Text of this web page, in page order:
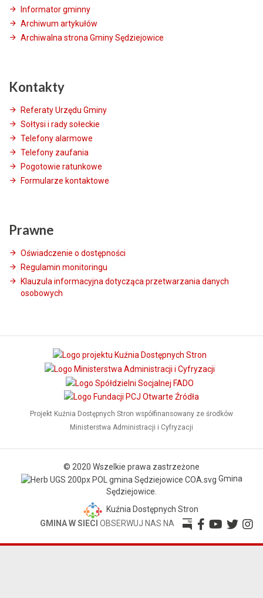
Informator gminny
Archiwum artykułów
Archiwalna strona Gminy Sędziejowice
Kontakty
Referaty Urzędu Gminy
Sołtysi i rady sołeckie
Telefony alarmowe
Telefony zaufania
Pogotowie ratunkowe
Formularze kontaktowe
Prawne
Oświadczenie o dostępności
Regulamin monitoringu
Klauzula informacyjna dotycząca przetwarzania danych
osobowych
Projekt Kuźnia Dostępnych Stron współfinansowany ze środków
Ministerstwa Administracji i Cyfryzacji
© 2020 Wszelkie prawa zastrzeżone
Gmina
Sędziejowice.
Kuźnia Dostępnych Stron
GMINA W SIECI OBSERWUJ NAS NA